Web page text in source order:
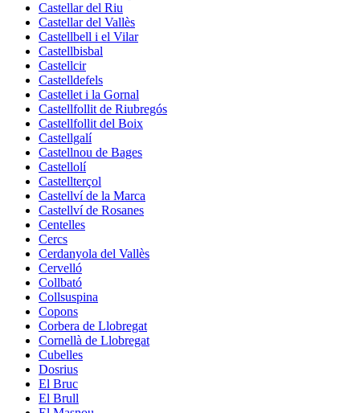
Castellar del Riu
Castellar del Vallès
Castellbell i el Vilar
Castellbisbal
Castellcir
Castelldefels
Castellet i la Gornal
Castellfollit de Riubregós
Castellfollit del Boix
Castellgalí
Castellnou de Bages
Castellolí
Castellterçol
Castellví de la Marca
Castellví de Rosanes
Centelles
Cercs
Cerdanyola del Vallès
Cervelló
Collbató
Collsuspina
Copons
Corbera de Llobregat
Cornellà de Llobregat
Cubelles
Dosrius
El Bruc
El Brull